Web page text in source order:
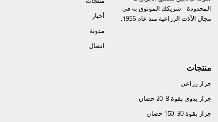
المحدودة - شريكك الموثوق به في
مجال الآلات الزراعية منذ عام 1956.
أخبار
مدونة
اتصال
منتجات
جرار زراعي
جرار يدوي بقوة 8-20 حصان
جرار بقوة 30-150 حصان